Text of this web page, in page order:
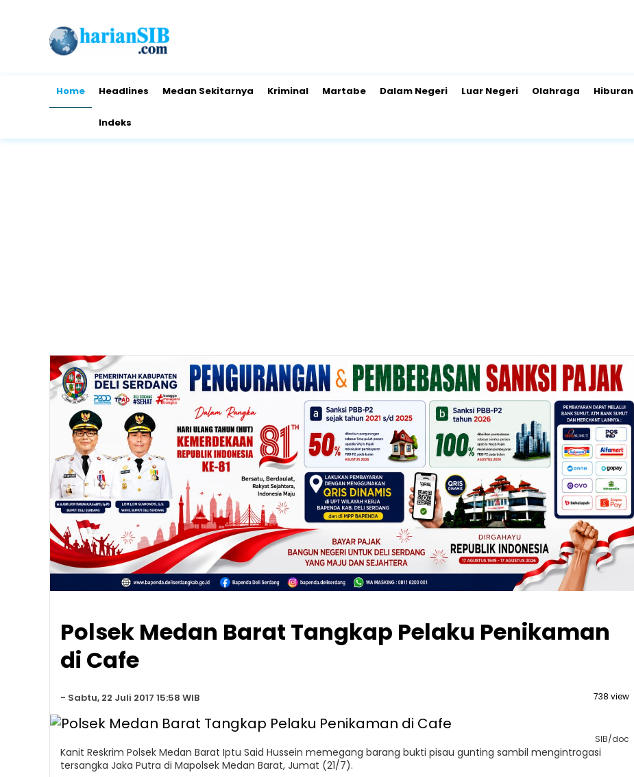
Home Headlines Medan Sekitarnya Kriminal Martabe Dalam Negeri Luar Negeri Olahraga Hiburan
Indeks
Polsek Medan Barat Tangkap Pelaku Penikaman
di Cafe
- Sabtu, 22 Juli 2017 15:58 WIB 738 view
SIB/doc
Kanit Reskrim Polsek Medan Barat Iptu Said Hussein memegang barang bukti pisau gunting sambil mengintrogasi
tersangka Jaka Putra di Mapolsek Medan Barat, Jumat (21/7).